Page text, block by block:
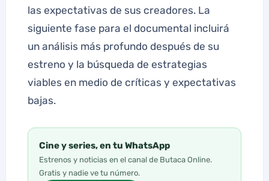
las expectativas de sus creadores. La
siguiente fase para el documental incluirá
un análisis más profundo después de su
estreno y la búsqueda de estrategias
viables en medio de críticas y expectativas
bajas.
Cine y series, en tu WhatsApp
Estrenos y noticias en el canal de Butaca Online.
Gratis y nadie ve tu número.